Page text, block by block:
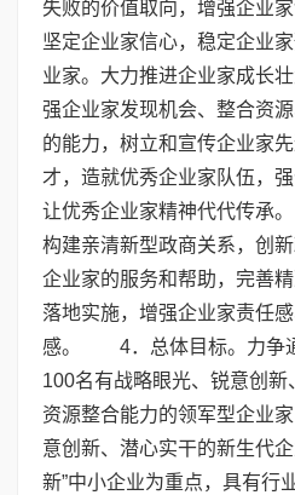
失败的价值取向，增强企业
坚定企业家信心，稳定企
业家。大力推进企业家成长
强企业家发现机会、整合资
的能力，树立和宣传企业家
才，造就优秀企业家队伍，
让优秀企业家精神代代传
构建亲清新型政商关系，创
企业家的服务和帮助，完善
落地实施，增强企业家责任
感。 4．总体目标。力争
100名有战略眼光、锐意创
资源整合能力的领军型企业
意创新、潜心实干的新生代
新”中小企业为重点，具有行